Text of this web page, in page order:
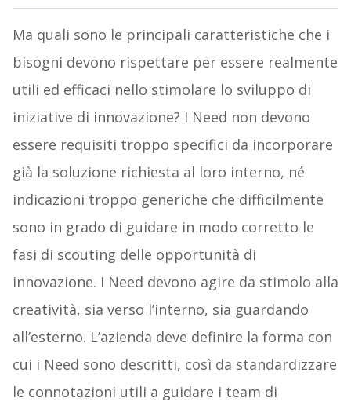
Ma quali sono le principali caratteristiche che i
bisogni devono rispettare per essere realmente
utili ed efficaci nello stimolare lo sviluppo di
iniziative di innovazione? I Need non devono
essere requisiti troppo specifici da incorporare
già la soluzione richiesta al loro interno, né
indicazioni troppo generiche che difficilmente
sono in grado di guidare in modo corretto le
fasi di scouting delle opportunità di
innovazione. I Need devono agire da stimolo alla
creatività, sia verso l’interno, sia guardando
all’esterno. L’azienda deve definire la forma con
cui i Need sono descritti, così da standardizzare
le connotazioni utili a guidare i team di